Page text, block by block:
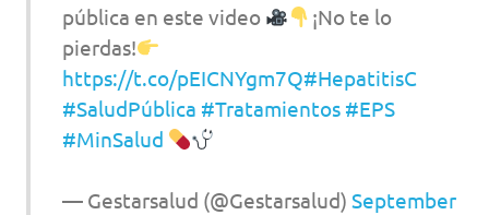
pública en este video
¡No te lo
pierdas!
https://t.co/pEICNYgm7Q#HepatitisC
#SaludPública #Tratamientos #EPS
#MinSalud
— Gestarsalud (@Gestarsalud) September